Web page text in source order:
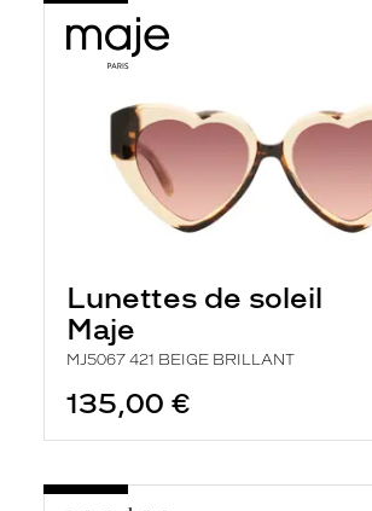
Lunettes de soleil
Maje
MJ5067 421 BEIGE BRILLANT
135,00 €